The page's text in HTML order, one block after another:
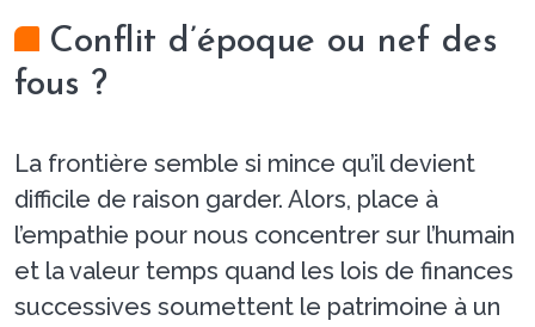
Conflit d’époque ou nef des
fous ?
La frontière semble si mince qu’il devient
difficile de raison garder. Alors, place à
l’empathie pour nous concentrer sur l’humain
et la valeur temps quand les lois de finances
successives soumettent le patrimoine à un